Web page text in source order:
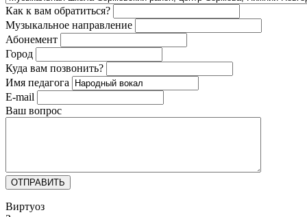
Как к вам обратиться?
Музыкальное направление
Абонемент
Город
Куда вам позвонить?
Имя педагога
E-mail
Ваш вопрос
ОТПРАВИТЬ
Виртуоз